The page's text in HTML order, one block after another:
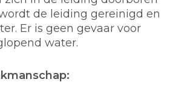
de leiding gereinigd en
Er is geen gevaar voor
water.